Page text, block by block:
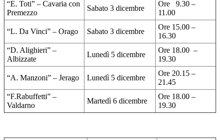
“E. Toti” – Cavaria con
Premezzo
Sabato 3 dicembre
Ore 9.30 –
11.00
“L. Da Vinci” – Orago Sabato 3 dicembre
Ore 15.00 –
16.30
“D. Alighieri” –
Albizzate
Lunedì 5 dicembre
Ore 18.00 –
19.30
“A. Manzoni” – Jerago Lunedì 5 dicembre
Ore 20.15 –
21.45
“F.Rabuffetti” –
Valdarno
Martedì 6 dicembre
Ore 18.00 –
19.30